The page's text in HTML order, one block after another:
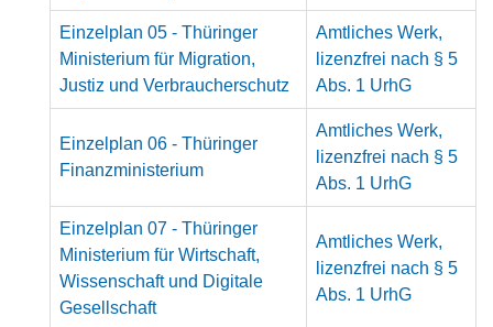
Einzelplan 05 - Thüringer
Ministerium für Migration,
Justiz und Verbraucherschutz
Amtliches Werk,
lizenzfrei nach § 5
Abs. 1 UrhG
Einzelplan 06 - Thüringer
Finanzministerium
Amtliches Werk,
lizenzfrei nach § 5
Abs. 1 UrhG
Einzelplan 07 - Thüringer
Ministerium für Wirtschaft,
Wissenschaft und Digitale
Gesellschaft
Amtliches Werk,
lizenzfrei nach § 5
Abs. 1 UrhG